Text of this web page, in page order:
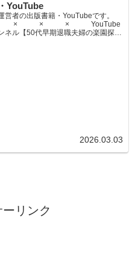
YouTube
営者の出版書籍・YouTubeです。
× × YouTube
ネル【50代早期退職夫婦の楽園探求
2026.03.03
リンク